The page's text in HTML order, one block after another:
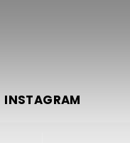
INSTAGRAM